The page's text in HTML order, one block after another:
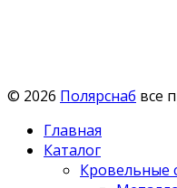
© 2026 Полярснаб все
Главная
Каталог
Кровельные